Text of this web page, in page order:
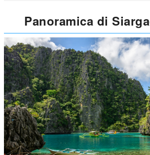
Panoramica di